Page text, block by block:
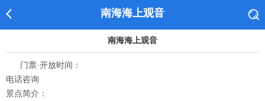
南海海上观音
南海海上观音
门票·开放时间：
电话咨询
景点简介：